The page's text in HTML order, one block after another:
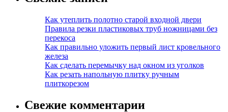
Как утеплить полотно старой входной двери
Правила резки пластиковых труб ножницами без
перекоса
Как правильно уложить первый лист кровельного
железа
Как сделать перемычку над окном из уголков
Как резать напольную плитку ручным
плиткорезом
Свежие комментарии